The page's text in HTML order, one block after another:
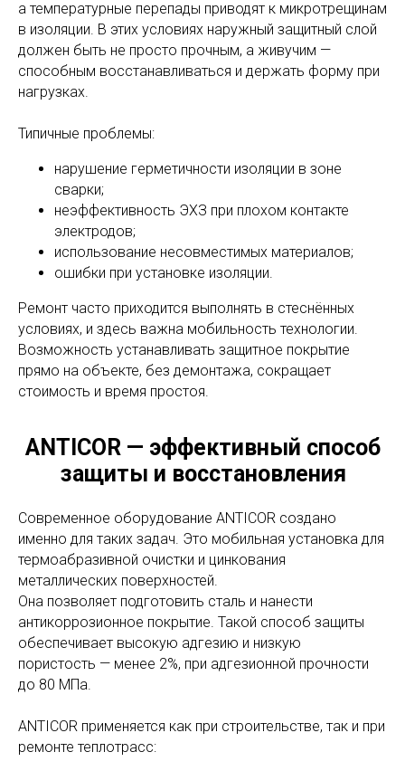
а температурные перепады приводят к микротрещинам
в изоляции. В этих условиях наружный защитный слой
должен быть не просто прочным, а живучим —
способным восстанавливаться и держать форму при
нагрузках.
Типичные проблемы:
нарушение герметичности изоляции в зоне
сварки;
неэффективность ЭХЗ при плохом контакте
электродов;
использование несовместимых материалов;
ошибки при установке изоляции.
Ремонт часто приходится выполнять в стеснённых
условиях, и здесь важна мобильность технологии.
Возможность устанавливать защитное покрытие
прямо на объекте, без демонтажа, сокращает
стоимость и время простоя.
ANTICOR — эффективный способ
защиты и восстановления
Современное оборудование ANTICOR создано
именно для таких задач. Это мобильная установка для
термоабразивной очистки и цинкования
металлических поверхностей.
Она позволяет подготовить сталь и нанести
антикоррозионное покрытие. Такой способ защиты
обеспечивает высокую адгезию и низкую
пористость — менее 2%, при адгезионной прочности
до 80 МПа.
ANTICOR применяется как при строительстве, так и при
ремонте теплотрасс: